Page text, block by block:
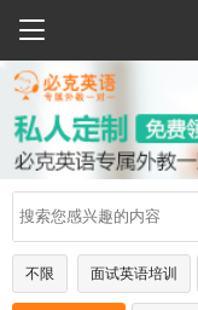

不限 面试英语培训